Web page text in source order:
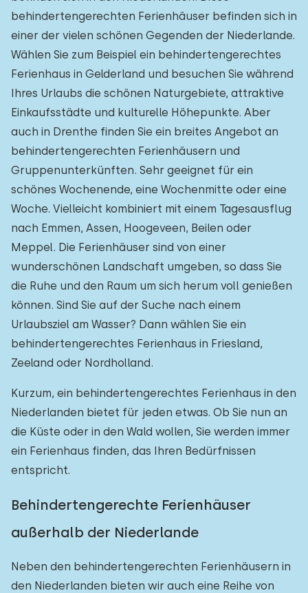
behindertengerechten Ferienhäuser befinden sich in
einer der vielen schönen Gegenden der Niederlande.
Wählen Sie zum Beispiel ein behindertengerechtes
Ferienhaus in Gelderland und besuchen Sie während
Ihres Urlaubs die schönen Naturgebiete, attraktive
Einkaufsstädte und kulturelle Höhepunkte. Aber
auch in Drenthe finden Sie ein breites Angebot an
behindertengerechten Ferienhäusern und
Gruppenunterkünften. Sehr geeignet für ein
schönes Wochenende, eine Wochenmitte oder eine
Woche. Vielleicht kombiniert mit einem Tagesausflug
nach Emmen, Assen, Hoogeveen, Beilen oder
Meppel. Die Ferienhäuser sind von einer
wunderschönen Landschaft umgeben, so dass Sie
die Ruhe und den Raum um sich herum voll genießen
können. Sind Sie auf der Suche nach einem
Urlaubsziel am Wasser? Dann wählen Sie ein
behindertengerechtes Ferienhaus in Friesland,
Zeeland oder Nordholland.
Kurzum, ein behindertengerechtes Ferienhaus in den
Niederlanden bietet für jeden etwas. Ob Sie nun an
die Küste oder in den Wald wollen, Sie werden immer
ein Ferienhaus finden, das Ihren Bedürfnissen
entspricht.
Behindertengerechte Ferienhäuser
außerhalb der Niederlande
Neben den behindertengerechten Ferienhäusern in
den Niederlanden bieten wir auch eine Reihe von